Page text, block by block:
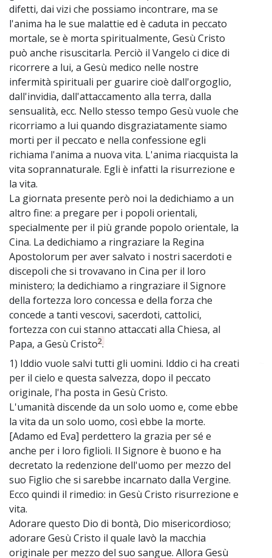
difetti, dai vizi che possiamo incontrare, ma se
l'anima ha le sue malattie ed è caduta in peccato
mortale, se è morta spiritualmente, Gesù Cristo
può anche risuscitarla. Perciò il Vangelo ci dice di
ricorrere a lui, a Gesù medico nelle nostre
infermità spirituali per guarire cioè dall'orgoglio,
dall'invidia, dall'attaccamento alla terra, dalla
sensualità, ecc. Nello stesso tempo Gesù vuole che
ricorriamo a lui quando disgraziatamente siamo
morti per il peccato e nella confessione egli
richiama l'anima a nuova vita. L'anima riacquista la
vita soprannaturale. Egli è infatti la risurrezione e
la vita.
La giornata presente però noi la dedichiamo a un
altro fine: a pregare per i popoli orientali,
specialmente per il più grande popolo orientale, la
Cina. La dedichiamo a ringraziare la Regina
Apostolorum per aver salvato i nostri sacerdoti e
discepoli che si trovavano in Cina per il loro
ministero; la dedichiamo a ringraziare il Signore
della fortezza loro concessa e della forza che
concede a tanti vescovi, sacerdoti, cattolici,
fortezza con cui stanno attaccati alla Chiesa, al
Papa, a Gesù Cristo2.
1) Iddio vuole salvi tutti gli uomini. Iddio ci ha creati
per il cielo e questa salvezza, dopo il peccato
originale, l'ha posta in Gesù Cristo.
L'umanità discende da un solo uomo e, come ebbe
la vita da un solo uomo, così ebbe la morte.
[Adamo ed Eva] perdettero la grazia per sé e
anche per i loro figlioli. Il Signore è buono e ha
decretato la redenzione dell'uomo per mezzo del
suo Figlio che si sarebbe incarnato dalla Vergine.
Ecco quindi il rimedio: in Gesù Cristo risurrezione e
vita.
Adorare questo Dio di bontà, Dio misericordioso;
adorare Gesù Cristo il quale lavò la macchia
originale per mezzo del suo sangue. Allora Gesù